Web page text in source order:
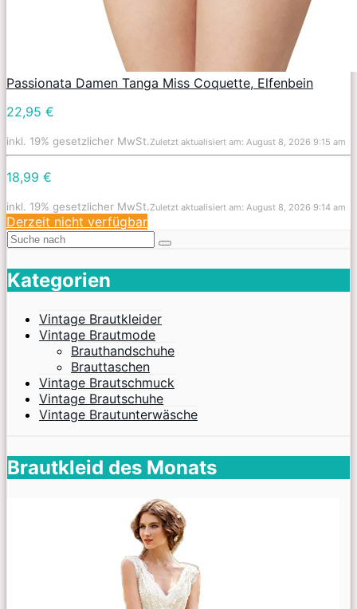
Passionata Damen Tanga Miss Coquette, Elfenbein
22,95 €
inkl. 19% gesetzlicher MwSt.Zuletzt aktualisiert am: August 8, 2026 9:15 am
18,99 €
inkl. 19% gesetzlicher MwSt.Zuletzt aktualisiert am: August 8, 2026 9:14 am
Derzeit nicht verfügbar
Kategorien
Vintage Brautkleider
Vintage Brautmode
Brauthandschuhe
Brauttaschen
Vintage Brautschmuck
Vintage Brautschuhe
Vintage Brautunterwäsche
Brautkleid des Monats